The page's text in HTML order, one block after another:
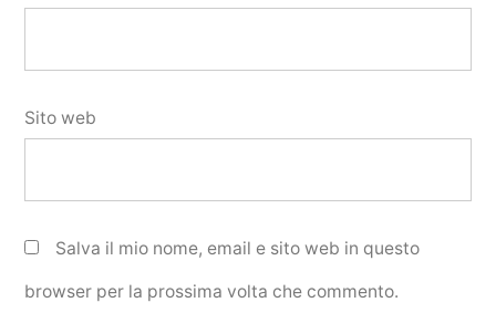
Sito web
Salva il mio nome, email e sito web in questo
browser per la prossima volta che commento.